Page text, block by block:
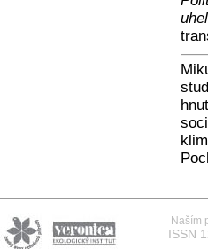
Naším
ISSN